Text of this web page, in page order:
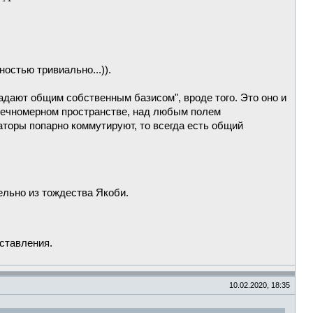
тривиально...)).
общим собственным базисом", вроде того. Это оно и
пространстве, над любым полем
попарно коммутируют, то всегда есть общий
из тождества Якоби.
10.02.2020, 18:35